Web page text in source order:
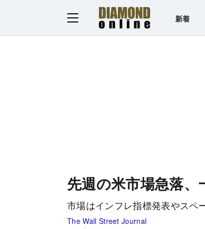
新着
先週の米市場急落
市場はインフレ指標発表やスペ
The Wall Street Journal